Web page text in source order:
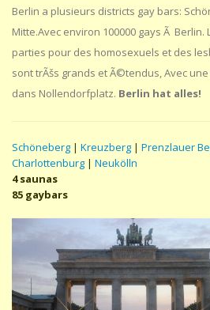
Berlin a plusieurs districts gay bars:
Mitte.Avec environ 100000 gays Ã
parties pour des homosexuels et des
sont trÃšs grands et Ã©tendus, Avec
dans Nollendorfplatz. Berlin hat alles!
Schöneberg | Kreuzberg | Prenzlauer
Charlottenburg | Neukölln
4 saunas
85 gaybars